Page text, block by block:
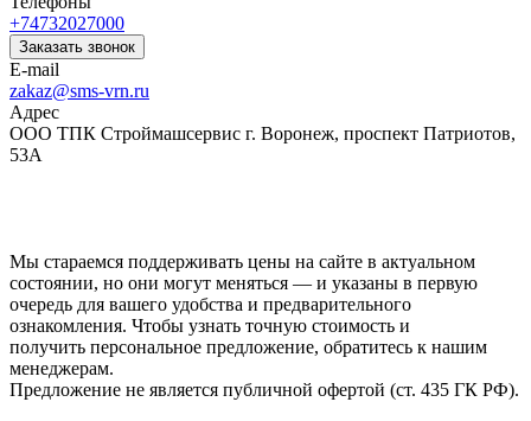
+74732027000
Заказать звонок
E-mail
zakaz@sms-vrn.ru
Адрес
ООО ТПК Строймашсервис г. Воронеж, проспект Патриотов,
53А
Мы стараемся поддерживать цены на сайте в актуальном
состоянии, но они могут меняться — и указаны в первую
очередь для вашего удобства и предварительного
ознакомления. Чтобы узнать точную стоимость и
получить персональное предложение, обратитесь к нашим
менеджерам.
Предложение не является публичной офертой (ст. 435 ГК РФ).